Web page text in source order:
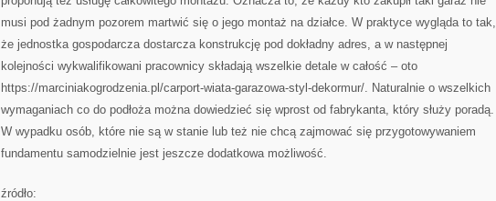
musi pod żadnym pozorem martwić się o jego montaż na działce. W praktyce wygląda to tak,
że jednostka gospodarcza dostarcza konstrukcję pod dokładny adres, a w następnej
kolejności wykwalifikowani pracownicy składają wszelkie detale w całość – oto
https://marciniakogrodzenia.pl/carport-wiata-garazowa-styl-dekormur/. Naturalnie o wszelkich
wymaganiach co do podłoża można dowiedzieć się wprost od fabrykanta, który służy poradą.
W wypadku osób, które nie są w stanie lub też nie chcą zajmować się przygotowywaniem
fundamentu samodzielnie jest jeszcze dodatkowa możliwość.
źródło: